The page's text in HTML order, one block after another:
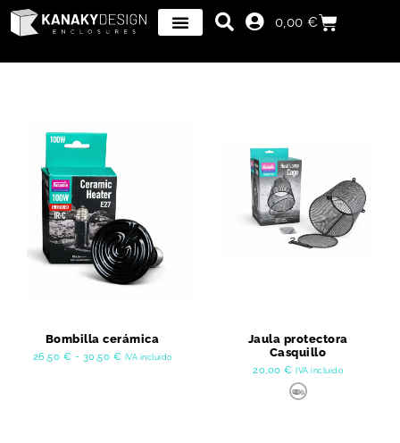
0,00€
Bombilla cerámica
26,50 € - 30,50 € IVA incluido
Jaula protectora
Casquillo
20,00 € IVA incluido